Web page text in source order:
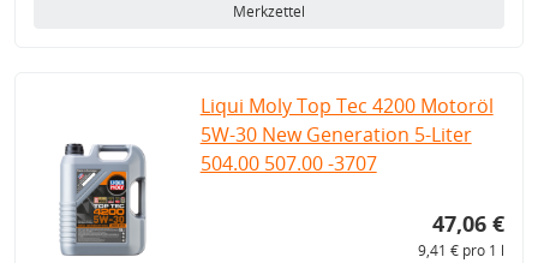
Merkzettel
Liqui Moly Top Tec 4200 Motoröl
5W-30 New Generation 5-Liter
504.00 507.00 -3707
47,06 €
9,41 € pro 1 l